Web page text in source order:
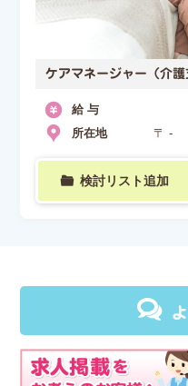
ケアマネージャー（介
給 与
所在地
〒 -
検討リスト追加